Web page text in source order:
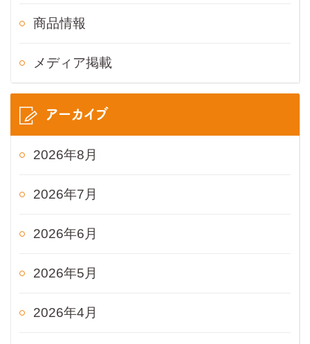
商品情報
メディア掲載
アーカイブ
2026年8月
2026年7月
2026年6月
2026年5月
2026年4月